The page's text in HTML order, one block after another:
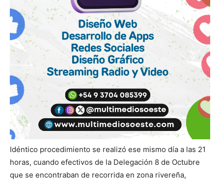
Idéntico procedimiento se realizó ese mismo día a las 21
horas, cuando efectivos de la Delegación 8 de Octubre
que se encontraban de recorrida en zona rivereña,